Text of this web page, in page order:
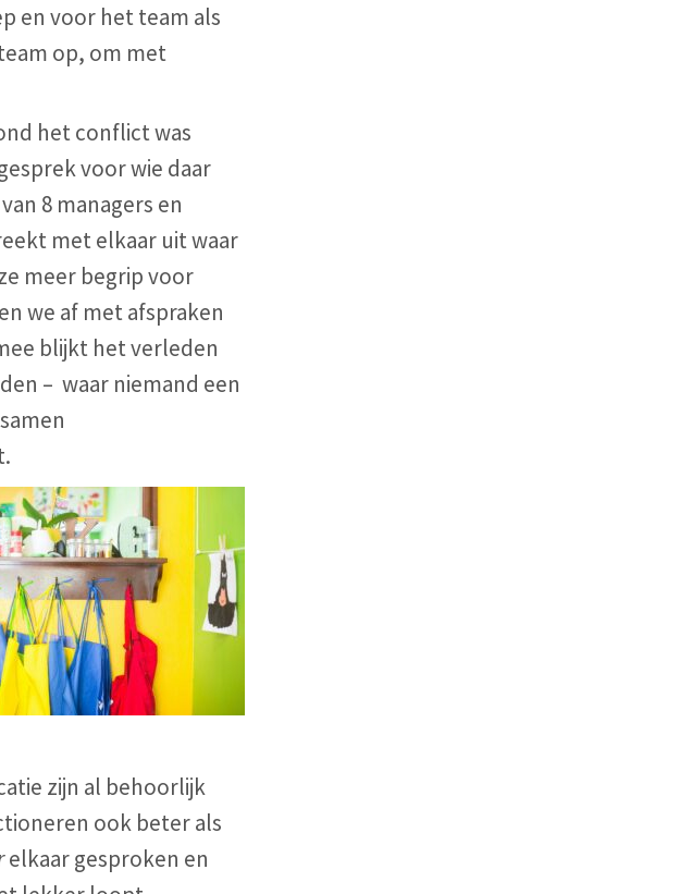
en voor het team als
op, om met
het conflict was
voor wie daar
8 managers en
met elkaar uit waar
meer begrip voor
we af met afspraken
blijkt het verleden
– waar niemand een
zijn al behoorlijk
ook beter als
elkaar gesproken en